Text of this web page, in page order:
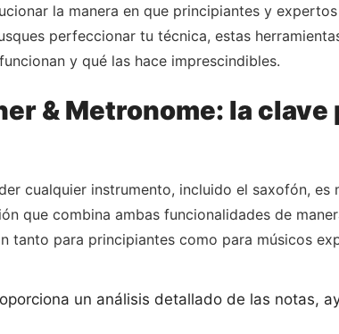
la manera en que principiantes y
perfeccionar tu técnica, estas
y qué las hace imprescindibles.
& Metronome: la
cualquier instrumento, incluido el saxofón,
que combina ambas funcionalidades de
tanto para principiantes como para músicos
un análisis detallado de las notas,